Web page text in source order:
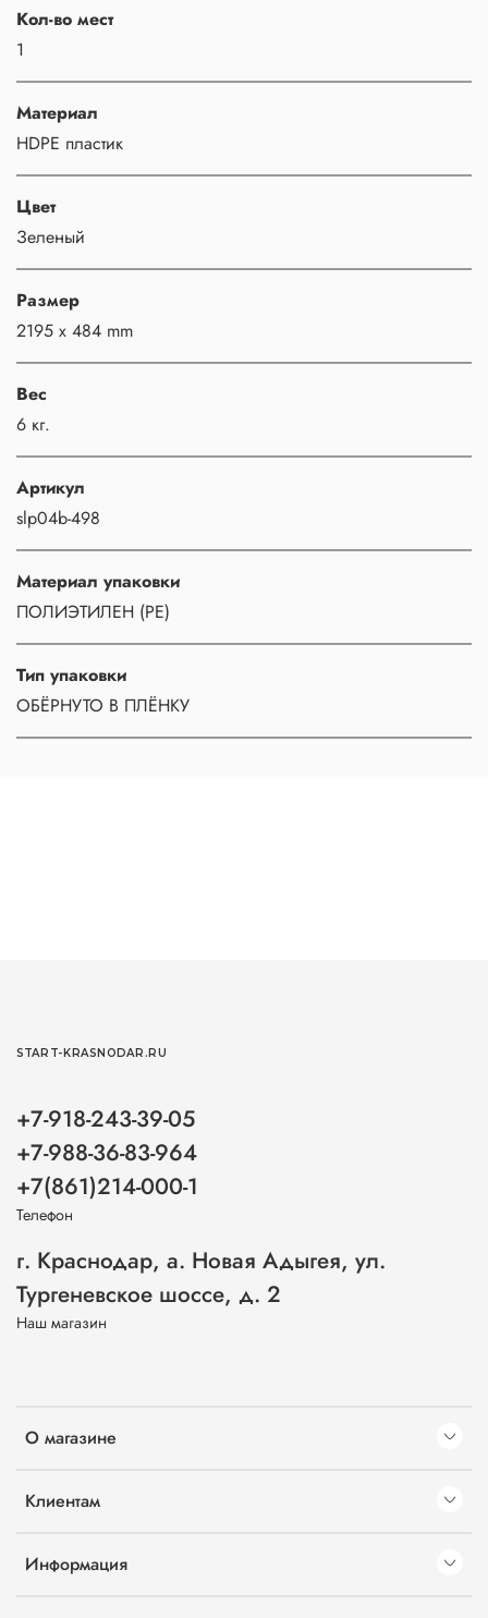
Кол-во мест
1
Материал
HDPE пластик
Цвет
Зеленый
Размер
2195 x 484 mm
Вес
6 кг.
Артикул
slp04b-498
Материал упаковки
ПОЛИЭТИЛЕН (PE)
Тип упаковки
ОБЁРНУТО В ПЛЁНКУ
О магазине
Клиентам
Информация
START-KRASNODAR.RU
+7-918-243-39-05
+7-988-36-83-964
+7(861)214-000-1
Телефон
г. Краснодар, а. Новая Адыгея, ул.
Тургеневское шоссе, д. 2
Наш магазин